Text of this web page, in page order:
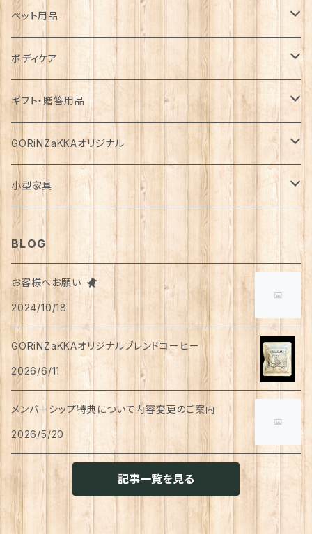
カゴ・バスケット
エコバッグ
お風呂・ランドリー
タオル
スリッパ
マスク
ハンドソープ
アロマ・お香
トラベルセット
クッション・クッションカバー
ファブリック・マルチカバー
帽子
アクセサリー
マフラー・ストール
ブランケット
バッグ
カゴバッグ
スマホショルダーバッグ
ポーチ
お財布・カード入れ
手袋・アームカバー
ハンカチ
てぬぐい
キーホルダー
メガネ・メガネケース
キッチン雑貨
食器
お箸
ストロー
ポット・急須
湯のみ
グラス
カップ&ソーサー
マグカップ
コースター
お皿
箸置き
お菓子作り
ガーデン雑貨
ジョウロ
鉢
支柱
ステーショナリー
紙類
ノート
カード
ペン
メモ帳
便箋
スケジュール帳
はさみ
ふせん
ミニチュア
アウトドア
手芸用品
コート
ダウン
ジャケット
パーカー・ウィンドブレーカー
カーディガン
ベスト
ブルゾン
トップス
長袖
半袖
ニット
タンクトップ
フレンチスリーブ
ボトムス
スカート
キュロット
ワイドパンツ
パンツ
ワンピース・チュニック
ルームウェア・パジャマ
アンダーウェア
レッグウェア
靴下
タイツ
足首ウォーマー
メンズ
ボトムス
アウター
ジャケット
トップス
防災用品
下着
食器・カトラリー
ブランケット・寝具
食料
パックご飯
お餅
穀物
粉物
缶詰・瓶詰
レトルト惣菜
カレー
味噌汁・スープ
お茶漬け
乾物
飲料
水・炭酸水
ジュース
コーヒー
お茶
ハーブティー
希釈飲料
ペーパー類
トイレットペーパー
ティッシュペーパー
ライト
ろうそく
ペット用品
ドライフード
犬用
猫用
ウェットフード
無添加・手作り（犬用）
猫用
缶詰
犬用
猫用
レトルト食品
犬用
猫用
おやつ
犬用
猫用
犬猫共通
食器
犬用
猫用
衣類・服飾雑貨
犬用
猫用
おもちゃ
猫用
ボディケア
犬用
猫用
犬猫兼用
ベッド
トイレ周り
犬用
その他雑貨
ボディケア
基礎化粧品
化粧水
乳液
医薬部外品
メイク用品
ボディーソープ
ヘアケア
クシ・ブラシ
シャンプー
リンスインシャンプー
トリートメント
せっけん
洗顔
ハンドクリーム
オーラルケア
入浴剤・バスボム
ギフト・贈答用品
食品・飲料
食器類
タオル
洗剤
防災用品
ラッピング資材
GORiNZaKKAオリジナル
アパレル
Tシャツ
アクセサリー
ピアス
イヤリング・ノンホールピアス
リング
飲料
珈琲
小型家具
スツール
BLOG
お客様へお願い
2024/10/18
GORiNZaKKAオリジナルブレンドコーヒー
2026/6/11
メンバーシップ特典について内容変更のご案内
2026/5/20
記事一覧を見る